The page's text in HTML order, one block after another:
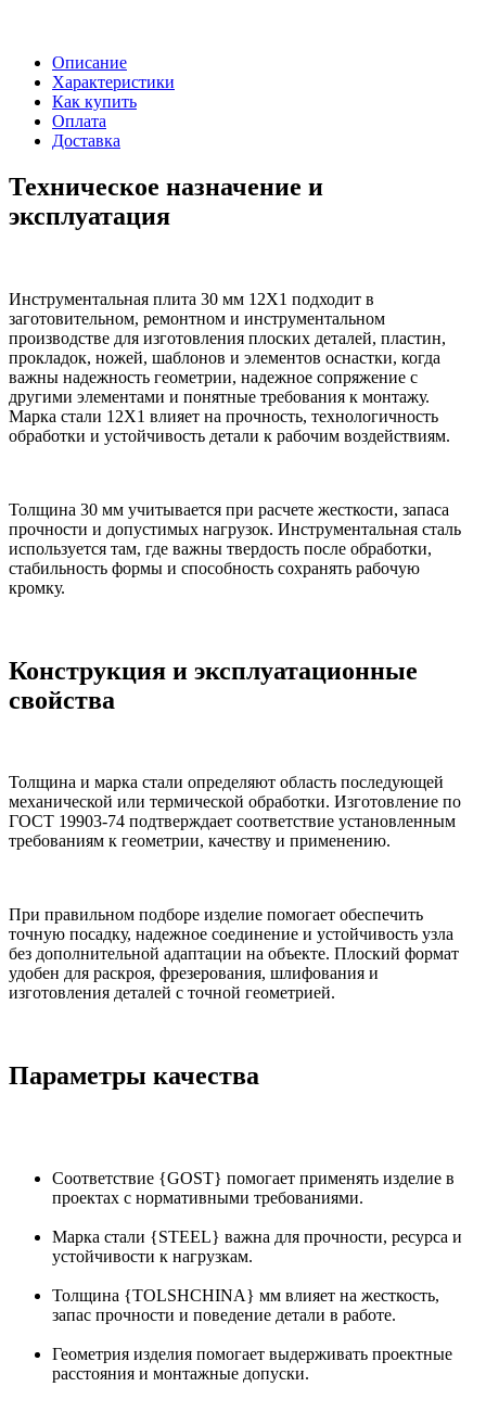
Описание
Характеристики
Как купить
Оплата
Доставка
Техническое назначение и
эксплуатация
Инструментальная плита 30 мм 12Х1 подходит в
заготовительном, ремонтном и инструментальном
производстве для изготовления плоских деталей, пластин,
прокладок, ножей, шаблонов и элементов оснастки, когда
важны надежность геометрии, надежное сопряжение с
другими элементами и понятные требования к монтажу.
Марка стали 12Х1 влияет на прочность, технологичность
обработки и устойчивость детали к рабочим воздействиям.
Толщина 30 мм учитывается при расчете жесткости, запаса
прочности и допустимых нагрузок. Инструментальная сталь
используется там, где важны твердость после обработки,
стабильность формы и способность сохранять рабочую
кромку.
Конструкция и эксплуатационные
свойства
Толщина и марка стали определяют область последующей
механической или термической обработки. Изготовление по
ГОСТ 19903-74 подтверждает соответствие установленным
требованиям к геометрии, качеству и применению.
При правильном подборе изделие помогает обеспечить
точную посадку, надежное соединение и устойчивость узла
без дополнительной адаптации на объекте. Плоский формат
удобен для раскроя, фрезерования, шлифования и
изготовления деталей с точной геометрией.
Параметры качества
Соответствие {GOST} помогает применять изделие в
проектах с нормативными требованиями.
Марка стали {STEEL} важна для прочности, ресурса и
устойчивости к нагрузкам.
Толщина {TOLSHCHINA} мм влияет на жесткость,
запас прочности и поведение детали в работе.
Геометрия изделия помогает выдерживать проектные
расстояния и монтажные допуски.